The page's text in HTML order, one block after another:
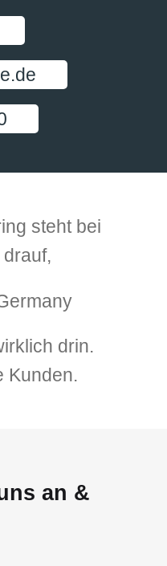
steht bei
drin.
Kunden.
an &